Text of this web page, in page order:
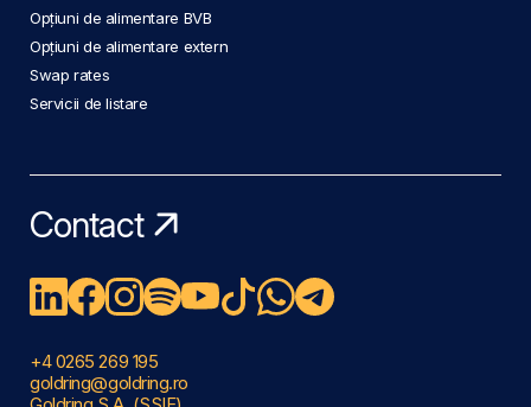
Opțiuni de alimentare BVB
Opțiuni de alimentare extern
Swap rates
Servicii de listare
Contact
+4 0265 269 195
goldring@goldring.ro